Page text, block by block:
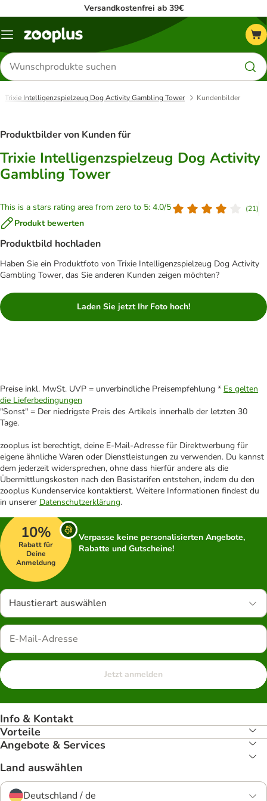
Versandkostenfrei ab 39€
Menü
Produkte
suchen
Trixie Intelligenzspielzeug Dog Activity Gambling Tower Kundenbilder
Produktbilder von Kunden für
Trixie Intelligenzspielzeug Dog Activity
Gambling Tower
This is a stars rating area from zero to 5: 4.0/5 (21)
Produkt bewerten
Produktbild hochladen
Haben Sie ein Produktfoto von Trixie Intelligenzspielzeug Dog Activity
Gambling Tower, das Sie anderen Kunden zeigen möchten?
Laden Sie jetzt Ihr Foto hoch!
Preise inkl. MwSt. UVP = unverbindliche Preisempfehlung * Es gelten
die Lieferbedingungen
"Sonst" = Der niedrigste Preis des Artikels innerhalb der letzten 30
Tage.
zooplus ist berechtigt, deine E-Mail-Adresse für Direktwerbung für
eigene ähnliche Waren oder Dienstleistungen zu verwenden. Du kannst
dem jederzeit widersprechen, ohne dass hierfür andere als die
Übermittlungskosten nach den Basistarifen entstehen, indem du den
zooplus Kundenservice kontaktierst. Weitere Informationen findest du
in unserer Datenschutzerklärung.
10%
Rabatt für
Deine
Anmeldung
Verpasse keine personalisierten Angebote,
Rabatte und Gutscheine!
Haustierart auswählen
Jetzt anmelden
Info & Kontakt
Vorteile
Angebote & Services
Land auswählen
Deutschland / de